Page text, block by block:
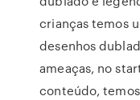
crianças temos
desenhos
ameaças, no
conteúdo,